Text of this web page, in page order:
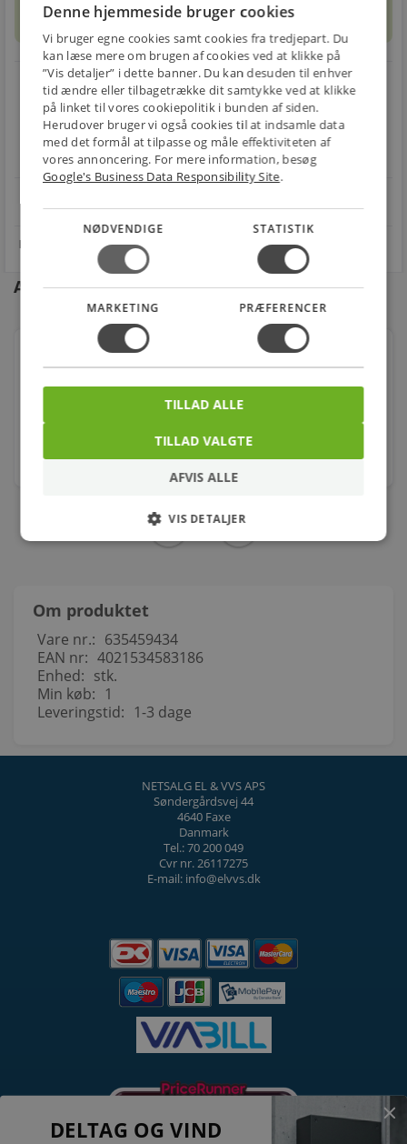
E-MÆRKET
Handle trygt hos
os
local_shipping
BILLIG
FRAGT
Fra 29,00 kr.
restart_alt
30 DAGES
RETUR
Nem returnering
star4.1 på Trustpilot 11,691 anmeldelser open_in_new
Andre kunder købte også
Alterna Pop-up Mekanisme til Pop-up Bundventil
747040510
stk.
Om produktet
Vare nr.: 635459434
EAN nr: 4021534583186
Enhed: stk.
Min køb: 1
Leveringstid: 1-3 dage
NETSALG EL & VVS APS
Søndergårdsvej 44
4640 Faxe
Danmark
Tel.: 70 200 049
Cvr nr. 26117275
E-mail: info@elvvs.dk
DELTAG OG VIND
Denne hjemmeside bruger cookies
Vi bruger egne cookies samt cookies fra tredjepart. Du
kan læse mere om brugen af cookies ved at klikke på
”Vis detaljer” i dette banner. Du kan desuden til enhver
tid ændre eller tilbagetrække dit samtykke ved at klikke
på linket til vores cookiepolitik i bunden af siden.
Herudover bruger vi også cookies til at indsamle data
med det formål at tilpasse og måle effektiviteten af
vores annoncering. For mere information, besøg
Google's Business Data Responsibility Site.
NØDVENDIGE STATISTIK
MARKETING PRÆFERENCER
TILLAD VALGTE
TILLAD ALLE
AFVIS ALLE
VIS DETALJER